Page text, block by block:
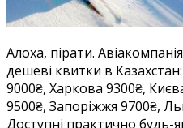
Алоха, пірати.
дешеві квитки в
9000₴, Харкова 9300₴,
9500₴, Запоріжжя 9700₴,
Доступні практично будь-